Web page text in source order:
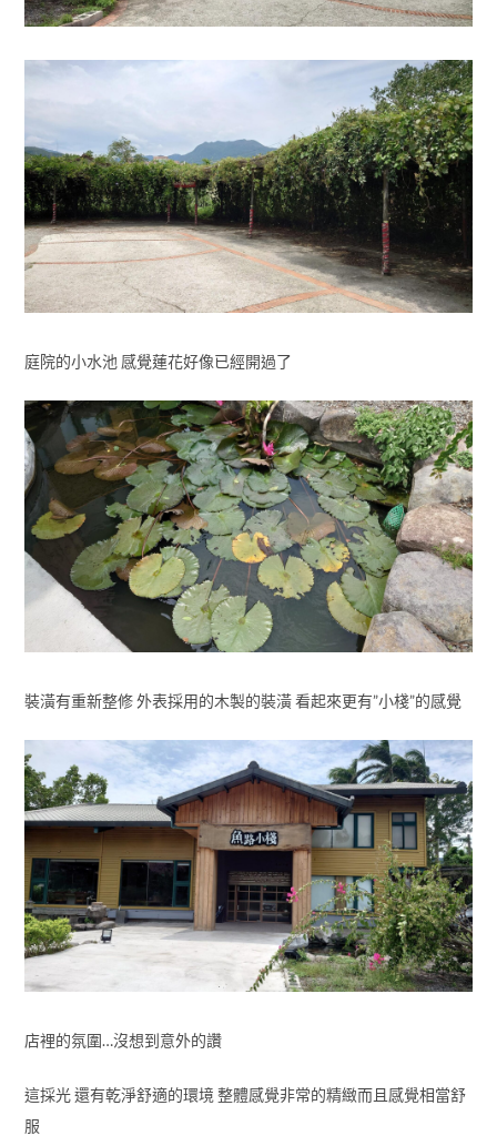
庭院的小水池 感覺蓮花好像已經開過了
裝潢有重新整修 外表採用的木製的裝潢 看起來更有”小棧”的感覺
店裡的氛圍…沒想到意外的讚
這採光 還有乾淨舒適的環境 整體感覺非常的精緻而且感覺相當舒
服